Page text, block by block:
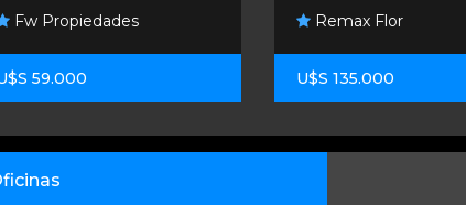
Fw Propiedades
59.000
Remax Flor
U$S 135.000